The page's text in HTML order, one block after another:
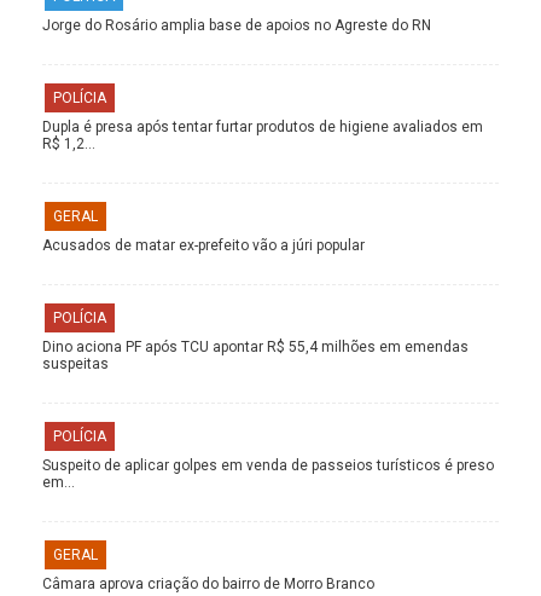
Jorge do Rosário amplia base de apoios no Agreste do RN
POLÍCIA
Dupla é presa após tentar furtar produtos de higiene avaliados em
R$ 1,2…
GERAL
Acusados de matar ex-prefeito vão a júri popular
POLÍCIA
Dino aciona PF após TCU apontar R$ 55,4 milhões em emendas
suspeitas
POLÍCIA
Suspeito de aplicar golpes em venda de passeios turísticos é preso
em…
GERAL
Câmara aprova criação do bairro de Morro Branco